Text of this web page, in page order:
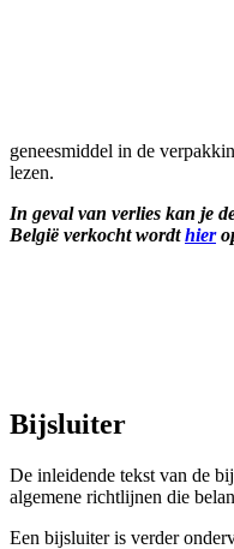
geneesmiddel in de
lezen.
In geval van verlies kan je
België verkocht wordthier
Bijsluiter
De inleidende tekst van de
algemene richtlijnen die
Een bijsluiter is verder